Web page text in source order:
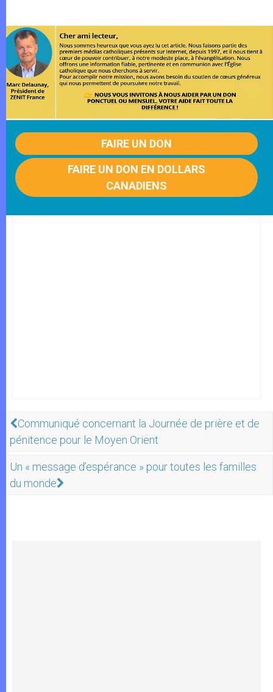
FAIRE UN DON
FAIRE UN DON EN DOLLARS
CANADIENS
Communiqué concernant la Journée de prière et de
pénitence pour le Moyen Orient
Un « message d’espérance » pour toutes les familles
du monde